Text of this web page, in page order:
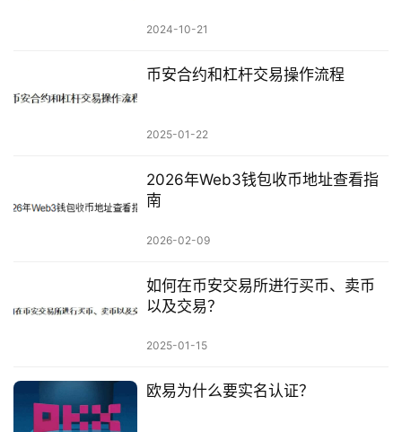
2024-10-21
币安合约和杠杆交易操作流程
2025-01-22
2026年Web3钱包收币地址查看指
南
2026-02-09
如何在币安交易所进行买币、卖币
以及交易？
2025-01-15
欧易为什么要实名认证？